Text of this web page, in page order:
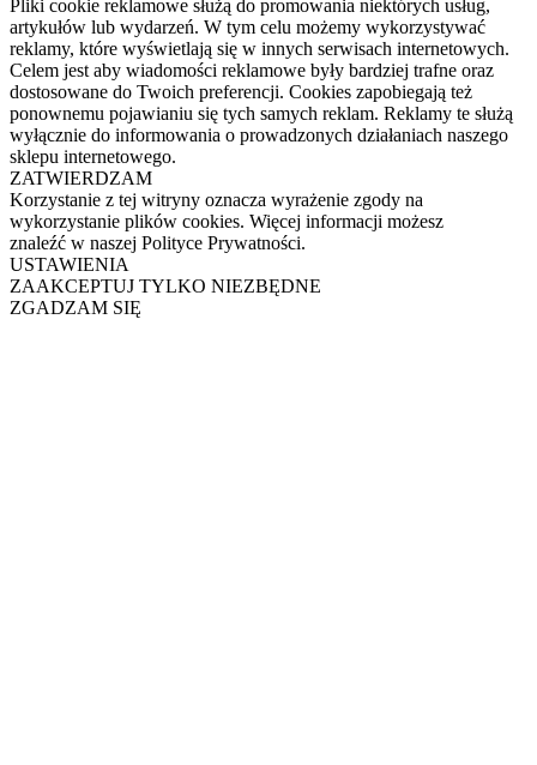
Pliki cookie reklamowe służą do promowania niektórych usług,
artykułów lub wydarzeń. W tym celu możemy wykorzystywać
reklamy, które wyświetlają się w innych serwisach internetowych.
Celem jest aby wiadomości reklamowe były bardziej trafne oraz
dostosowane do Twoich preferencji. Cookies zapobiegają też
ponownemu pojawianiu się tych samych reklam. Reklamy te służą
wyłącznie do informowania o prowadzonych działaniach naszego
sklepu internetowego.
ZATWIERDZAM
Korzystanie z tej witryny oznacza wyrażenie zgody na
wykorzystanie plików cookies. Więcej informacji możesz
znaleźć w naszej Polityce Prywatności.
USTAWIENIA
ZAAKCEPTUJ TYLKO NIEZBĘDNE
ZGADZAM SIĘ